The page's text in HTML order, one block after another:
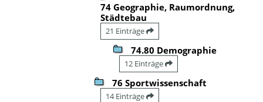
74 Geographie, Raumordnung,
Städtebau
21 Einträge
74.80 Demographie
12 Einträge
76 Sportwissenschaft
14 Einträge